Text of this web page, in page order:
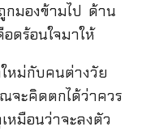
กมองข้ามไป ด้าน
อดร้อนใจมาให้
หม่กับคนต่างวัย
จะคิดตกได้ว่าควร
หมือนว่าจะลงตัว